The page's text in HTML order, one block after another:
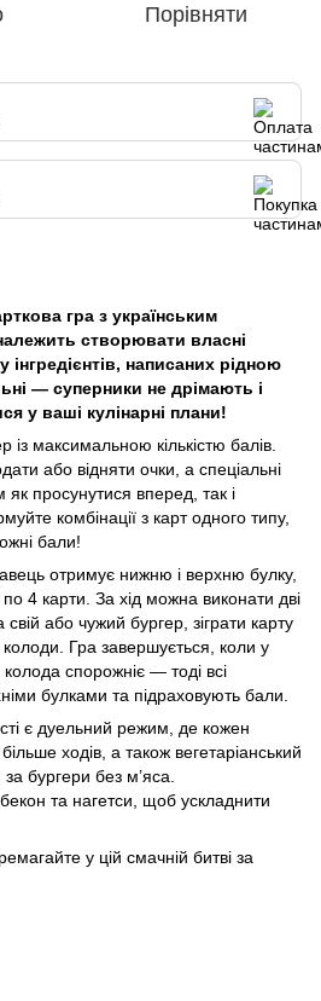
Порівняти
гра з українським
створювати власні
інгредієнтів, написаних рідною
— суперники не дрімають і
у ваші кулінарні плани!
максимальною кількістю балів.
або відняти очки, а спеціальні
просунутися вперед, так і
комбінації з карт одного типу,
бали!
отримує нижню і верхню булку,
по 4 карти. За хід можна виконати дві
свій або чужий бургер, зіграти карту
колоди. Гра завершується, коли у
колода спорожніє — тоді всі
булками та підраховують бали.
є дуельний режим, де кожен
ходів, а також вегетаріанський
бургери без м’яса.
та нагетси, щоб ускладнити
у цій смачній битві за